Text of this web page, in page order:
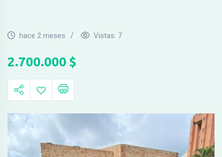
hace 2 meses Vistas: 7
2.700.000 $